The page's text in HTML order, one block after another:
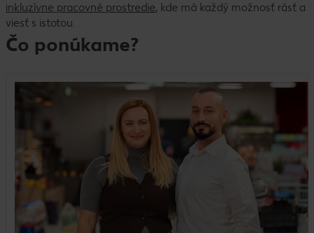
inkluzívne pracovné prostredie, kde má každý možnosť rásť a
viesť s istotou.
Čo ponúkame?